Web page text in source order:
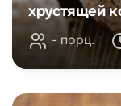
хрустящей
- порц.